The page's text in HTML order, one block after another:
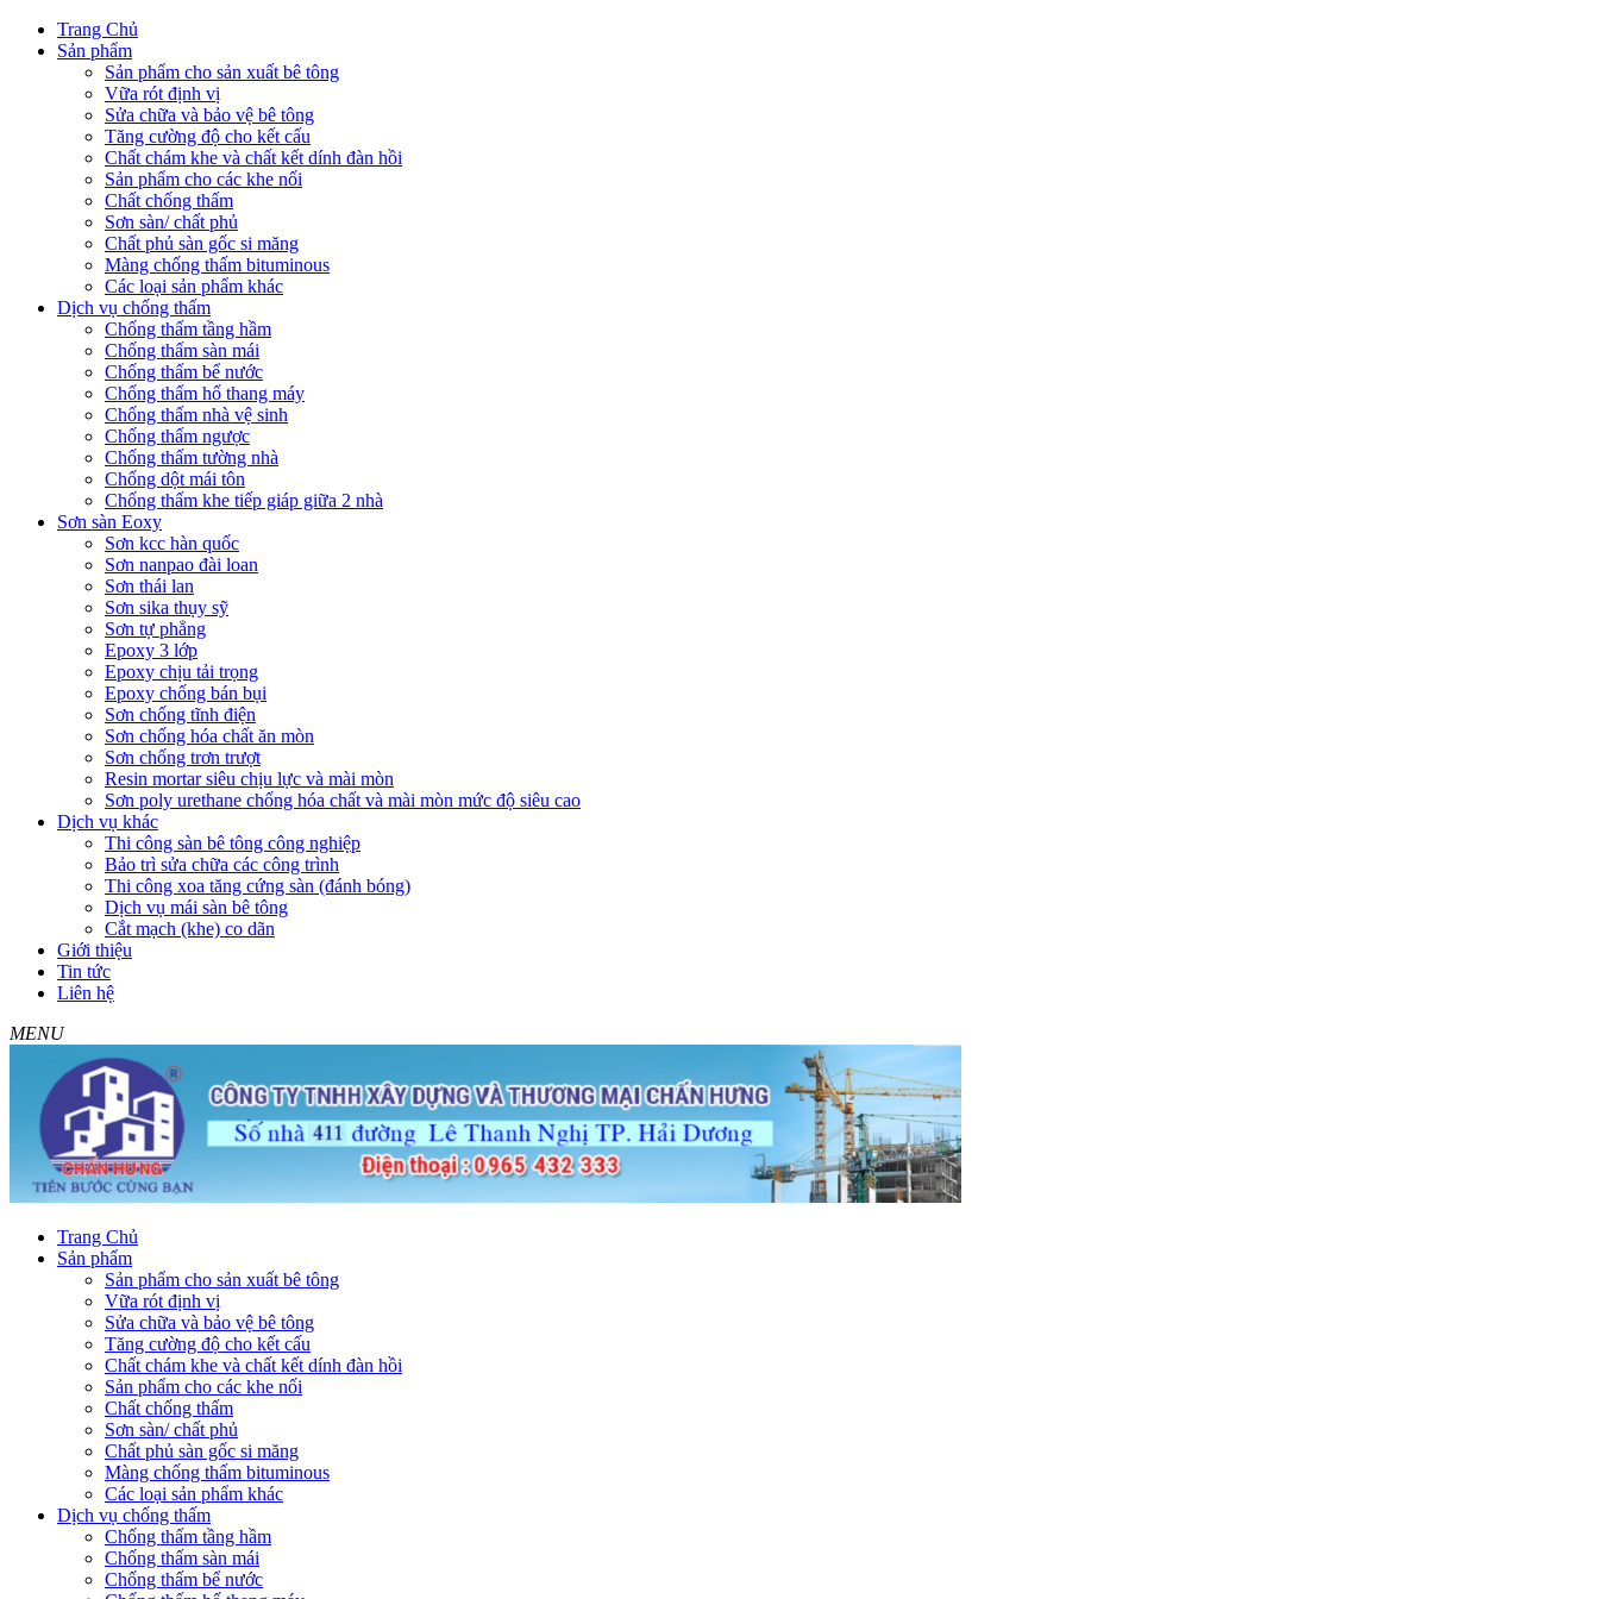
Trang Chủ
Sản phẩm
Sản phẩm cho sản xuất bê tông
Vữa rót định vị
Sửa chữa và bảo vệ bê tông
Tăng cường độ cho kết cấu
Chất chám khe và chất kết dính đàn hồi
Sản phẩm cho các khe nối
Chất chống thấm
Sơn sàn/ chất phủ
Chất phủ sàn gốc si măng
Màng chống thấm bituminous
Các loại sản phẩm khác
Dịch vụ chống thấm
Chống thấm tầng hầm
Chống thấm sàn mái
Chống thấm bể nước
Chống thấm hố thang máy
Chống thấm nhà vệ sinh
Chống thấm ngược
Chống thấm tường nhà
Chống dột mái tôn
Chống thấm khe tiếp giáp giữa 2 nhà
Sơn sàn Eoxy
Sơn kcc hàn quốc
Sơn nanpao đài loan
Sơn thái lan
Sơn sika thụy sỹ
Sơn tự phẳng
Epoxy 3 lớp
Epoxy chịu tải trọng
Epoxy chống bán bụi
Sơn chống tĩnh điện
Sơn chống hóa chất ăn mòn
Sơn chống trơn trượt
Resin mortar siêu chịu lực và mài mòn
Sơn poly urethane chống hóa chất và mài mòn mức độ siêu cao
Dịch vụ khác
Thi công sàn bê tông công nghiệp
Bảo trì sửa chữa các công trình
Thi công xoa tăng cứng sàn (đánh bóng)
Dịch vụ mái sàn bê tông
Cắt mạch (khe) co dãn
Giới thiệu
Tin tức
Liên hệ
MENU
Trang Chủ
Sản phẩm
Sản phẩm cho sản xuất bê tông
Vữa rót định vị
Sửa chữa và bảo vệ bê tông
Tăng cường độ cho kết cấu
Chất chám khe và chất kết dính đàn hồi
Sản phẩm cho các khe nối
Chất chống thấm
Sơn sàn/ chất phủ
Chất phủ sàn gốc si măng
Màng chống thấm bituminous
Các loại sản phẩm khác
Dịch vụ chống thấm
Chống thấm tầng hầm
Chống thấm sàn mái
Chống thấm bể nước